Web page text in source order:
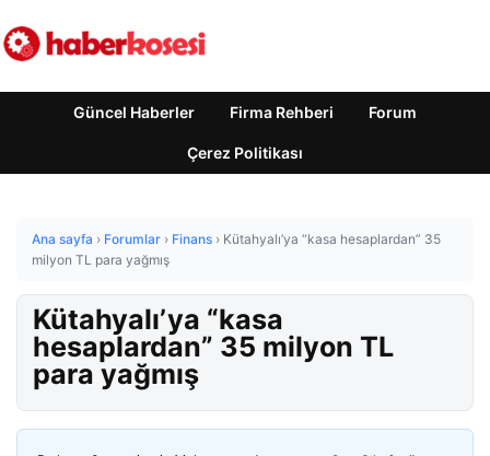
Güncel Haberler Firma Rehberi Forum
Çerez Politikası
Ana sayfa › Forumlar › Finans › Kütahyalı’ya “kasa hesaplardan” 35
milyon TL para yağmış
Kütahyalı’ya “kasa
hesaplardan” 35 milyon TL
para yağmış